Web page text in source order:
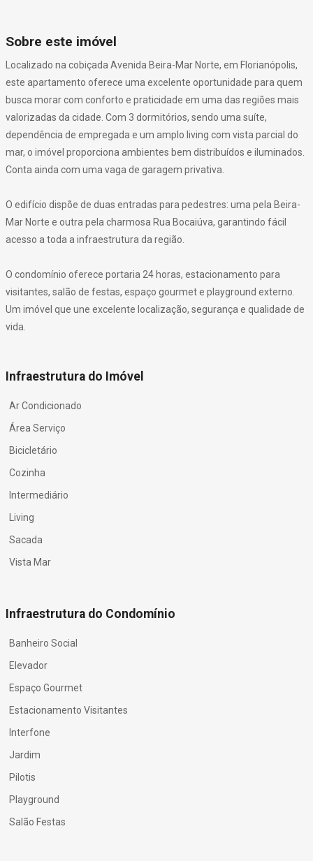
Sobre este imóvel
Localizado na cobiçada Avenida Beira-Mar Norte, em Florianópolis,
este apartamento oferece uma excelente oportunidade para quem
busca morar com conforto e praticidade em uma das regiões mais
valorizadas da cidade. Com 3 dormitórios, sendo uma suíte,
dependência de empregada e um amplo living com vista parcial do
mar, o imóvel proporciona ambientes bem distribuídos e iluminados.
Conta ainda com uma vaga de garagem privativa.
O edifício dispõe de duas entradas para pedestres: uma pela Beira-
Mar Norte e outra pela charmosa Rua Bocaiúva, garantindo fácil
acesso a toda a infraestrutura da região.
O condomínio oferece portaria 24 horas, estacionamento para
visitantes, salão de festas, espaço gourmet e playground externo.
Um imóvel que une excelente localização, segurança e qualidade de
vida.
Infraestrutura do Imóvel
Ar Condicionado
Área Serviço
Bicicletário
Cozinha
Intermediário
Living
Sacada
Vista Mar
Infraestrutura do Condomínio
Banheiro Social
Elevador
Espaço Gourmet
Estacionamento Visitantes
Interfone
Jardim
Pilotis
Playground
Salão Festas